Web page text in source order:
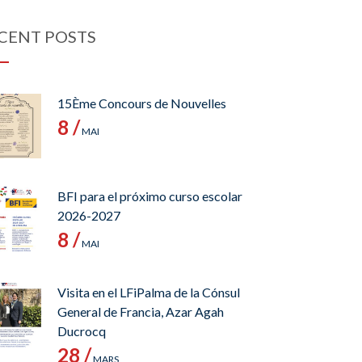
POSTS
15Ème Concours de Nouvelles
8 /MAI
BFI para el próximo curso escolar
2026-2027
8 /MAI
Visita en el LFiPalma de la Cónsul
General de Francia, Azar Agah
Ducrocq
28 /MARS